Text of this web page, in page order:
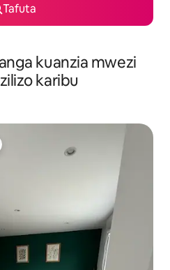
Tafuta
kuanzia mwezi
karibu